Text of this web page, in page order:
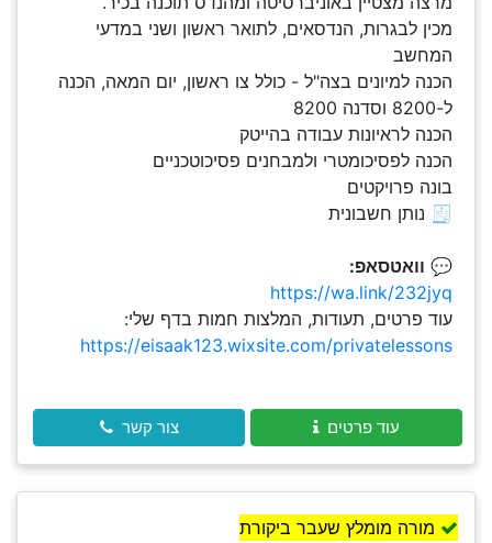
מכין לבגרות, הנדסאים, לתואר ראשון ושני במדעי
המחשב
הכנה למיונים בצה"ל - כולל צו ראשון, יום המאה, הכנה
ל-8200 וסדנה 8200
הכנה לראיונות עבודה בהייטק
הכנה לפסיכומטרי ולמבחנים פסיכוטכניים
בונה פרויקטים
🧾 נותן חשבונית
💬 וואטסאפ:
https://wa.link/232jyq
עוד פרטים, תעודות, המלצות חמות בדף שלי:
https://eisaak123.wixsite.com/privatelessons
עוד פרטים צור קשר
מורה מומלץ שעבר ביקורת